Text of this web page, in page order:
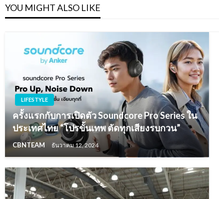
YOU MIGHT ALSO LIKE
LIFESTYLE
ครั้งแรกกับการเปิดตัว Soundcore Pro Series ใน
ประเทศไทย “โปรขั้นเทพ ตัดทุกเสียงรบกวน”
CBNTEAM ธันวาคม 12, 2024